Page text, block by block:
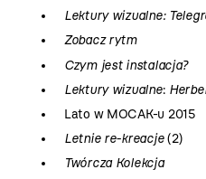
Lektury wizualne:
Zobacz rytm
Czym jest instalacja?
Lektury wizualne:
Lato w MOCAK-u 2015
Letnie re-kreacje(2)
Twórcza Kolekcja